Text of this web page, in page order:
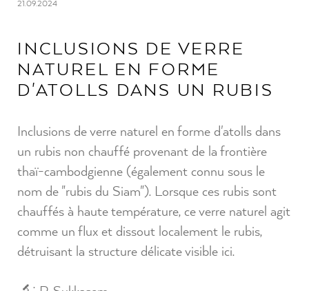
21.09.2024
INCLUSIONS DE VERRE
NATUREL EN FORME
D'ATOLLS DANS UN RUBIS
Inclusions de verre naturel en forme d'atolls dans
un rubis non chauffé provenant de la frontière
thaï-cambodgienne (également connu sous le
nom de "rubis du Siam"). Lorsque ces rubis sont
chauffés à haute température, ce verre naturel agit
comme un flux et dissout localement le rubis,
détruisant la structure délicate visible ici.